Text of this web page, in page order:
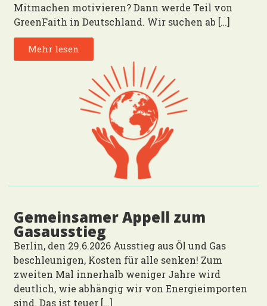
Mitmachen motivieren? Dann werde Teil von
GreenFaith in Deutschland. Wir suchen ab […]
Mehr lesen
Gemeinsamer Appell zum
Gasausstieg
Berlin, den 29.6.2026 Ausstieg aus Öl und Gas
beschleunigen, Kosten für alle senken! Zum
zweiten Mal innerhalb weniger Jahre wird
deutlich, wie abhängig wir von Energieimporten
sind. Das ist teuer […]